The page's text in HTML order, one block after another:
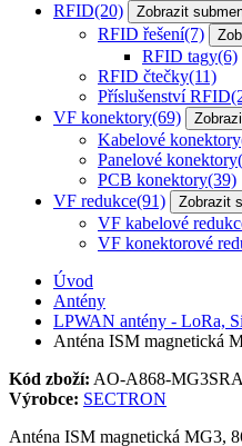
RFID(20) Zobrazit
RFID řešení(7)
RFID tagy(6)
RFID čtečky(11)
Příslušenství RFID
VF konektory(69)
Kabelové konektory
Panelové konektory
PCB konektory(39)
VF redukce(91) Zobrazit
VF kabelové
VF konektorové
Úvod
Antény
LPWAN antény - LoRa,
Anténa ISM magnetická
Kód zboží: AO-A868-
Výrobce: SECTRON
Anténa ISM magnetická MG3,